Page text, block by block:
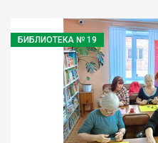
БИБЛИОТЕКА № 19